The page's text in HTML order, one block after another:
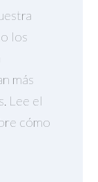
los
más
Lee el
cómo